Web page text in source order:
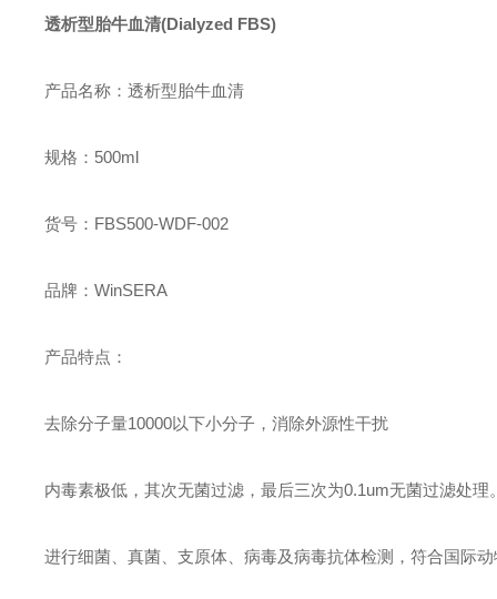
透析型胎牛血清(Dialyzed FBS)
产品名称：透析型胎牛血清
规格： 500ml
货号： FBS500-WDF-002
品牌： WinSERA
产品特点：
去除分子量10000以下小分子，消除外源性干扰
内毒素极低，其次无菌过滤，最后三次为0.1um无菌过滤处理
进行细菌、真菌、支原体、病毒及病毒抗体检测，符合国际